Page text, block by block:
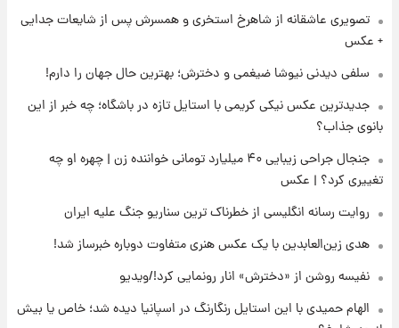
فال قهوه روزانه یکشنبه ۱۸ مرداد ماه ۱۴۰۵
فال روزانه واقعی یکشنبه ۱۸ مرداد ۱۴۰۵
جدول
لیونل مسی عزادار شد! + جزئیات
تصویری عاشقانه از شاهرخ استخری و همسرش پس از شایعات جدایی
+ عکس
سلفی دیدنی نیوشا ضیغمی و دخترش؛ بهترین حال جهان را دارم!
جدیدترین عکس نیکی کریمی با استایل تازه در باشگاه؛ چه خبر از این
بانوی جذاب؟
جنجال جراحی زیبایی ۴۰ میلیارد تومانی خواننده زن | چهره او چه
تغییری کرد؟ | عکس
روایت رسانه انگلیسی از خطرناک ترین سناریو جنگ علیه ایران
هدی زین‌العابدین با یک عکس هنری متفاوت دوباره خبرساز شد!
نفیسه روشن از «دخترش» انار رونمایی کرد!/ویدیو
الهام حمیدی با این استایل رنگارنگ در اسپانیا دیده شد؛ خاص یا بیش